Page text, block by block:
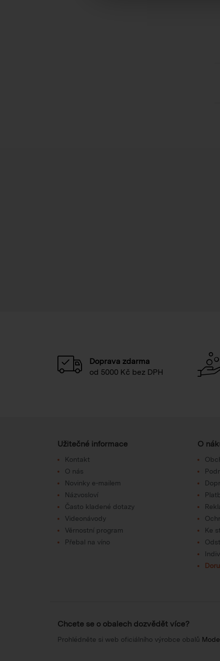
Doprava zdarma
od 5000 Kč bez DPH
Užitečné informace
Kontakt
O nás
Novinky e-mailem
Názvosloví
Často kladené dotazy
Videonávody
Věrnostní program
Přebal na víno
O
Ke
Chcete se o obalech dozvědět více?
Prohlédněte si web oficiálního výrobce obalů